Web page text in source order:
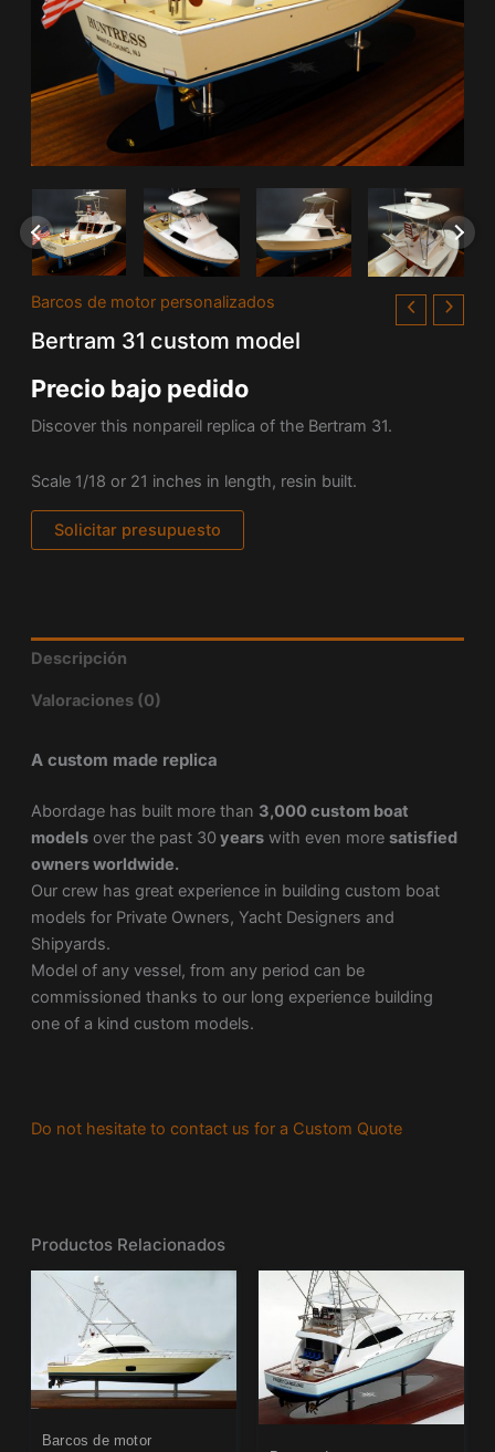
Barcos de motor personalizados
Bertram 31 custom model
Precio bajo pedido
Discover this nonpareil replica of the Bertram 31.
Scale 1/18 or 21 inches in length, resin built.
Solicitar presupuesto
Descripción
Valoraciones (0)
A custom made replica
Abordage has built more than 3,000 custom boat
modelsover the past 30 yearswith even more satisfied
owners worldwide.
Our crew has great experience in building custom boat
models for Private Owners, Yacht Designers and
Shipyards.
Model of any vessel, from any period can be
commissioned thanks to our long experience building
one of a kind custom models.
Do not hesitate to contact us for a Custom Quote
Productos Relacionados
Barcos de motor